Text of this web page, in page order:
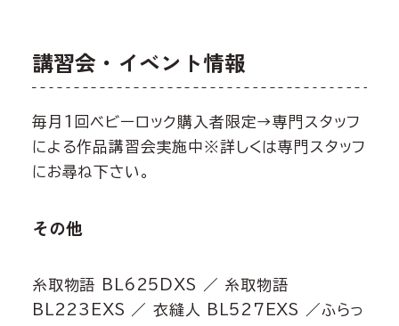
講習会・イベント情報
毎月1回ベビーロック購入者限定→専門スタッフ
による作品講習会実施中※詳しくは専門スタッフ
にお尋ね下さい。
その他
糸取物語 BL625DXS ／ 糸取物語
BL223EXS ／ 衣縫人 BL527EXS ／ふらっ